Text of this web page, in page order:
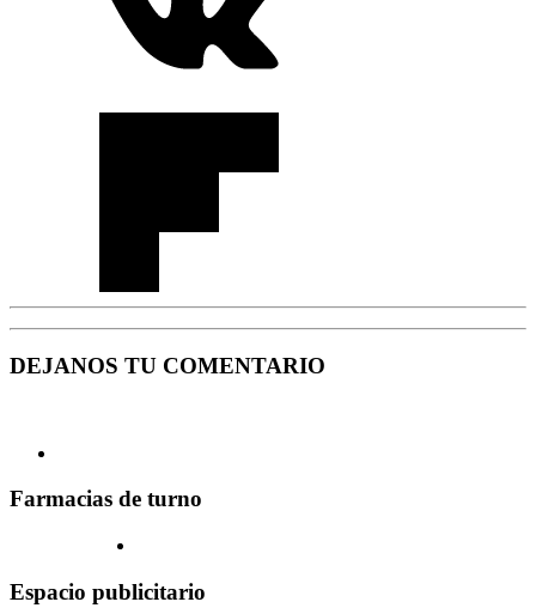
DEJANOS TU COMENTARIO
Farmacias de turno
Espacio publicitario